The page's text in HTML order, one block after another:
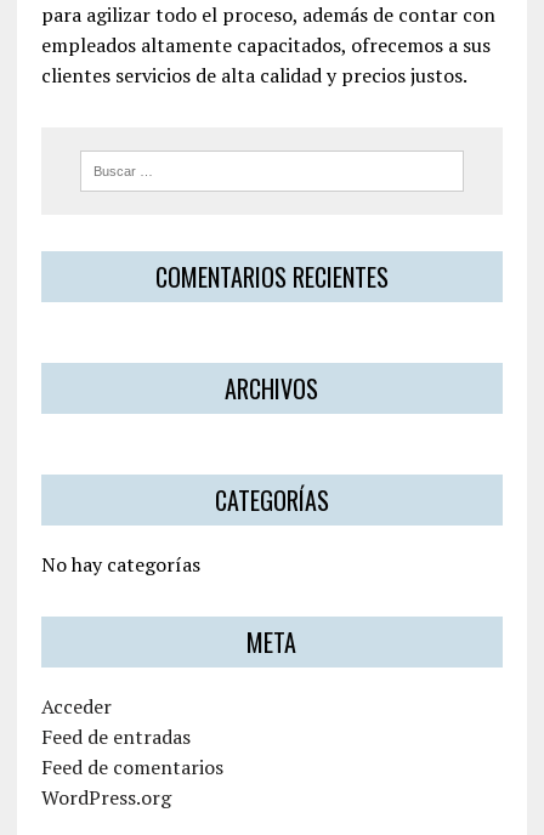
para agilizar todo el proceso, además de contar con
empleados altamente capacitados, ofrecemos a sus
clientes servicios de alta calidad y precios justos.
COMENTARIOS RECIENTES
ARCHIVOS
CATEGORÍAS
No hay categorías
META
Acceder
Feed de entradas
Feed de comentarios
WordPress.org